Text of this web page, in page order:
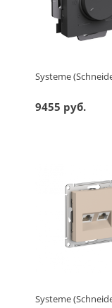
Systeme
9455 руб.
Systeme